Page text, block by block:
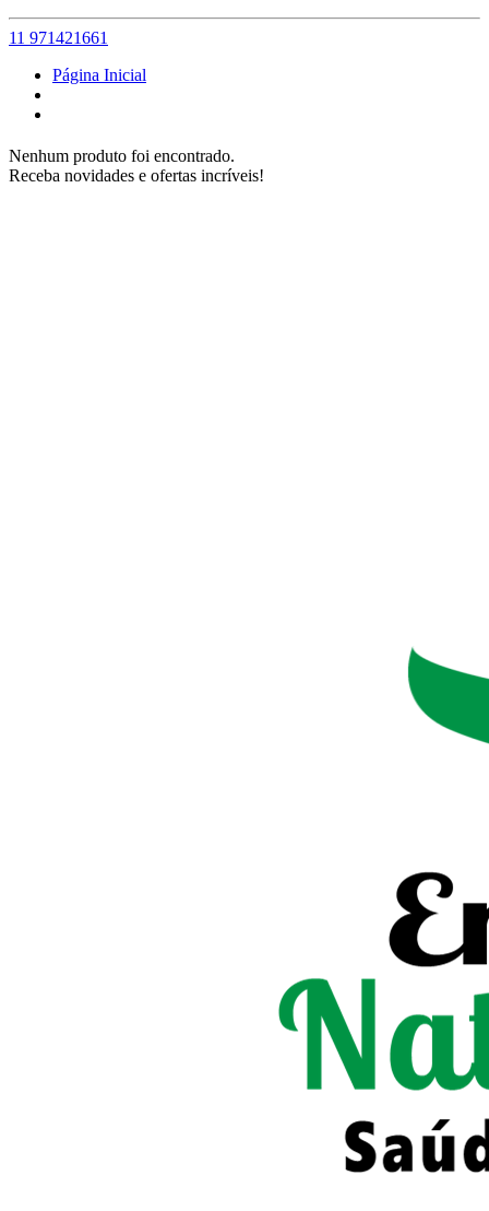
11 971421661
Página Inicial
Nenhum produto foi encontrado.
Receba novidades e ofertas incríveis!